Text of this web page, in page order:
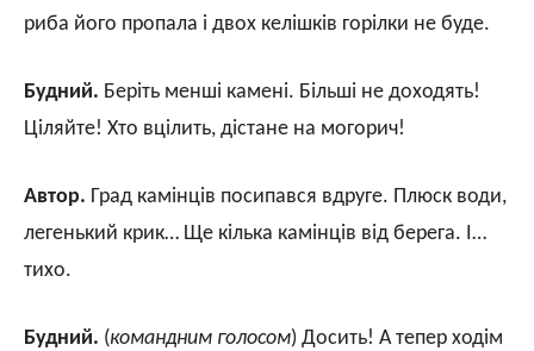
риба його пропала і двох келішків горілки не буде.
Будний. Беріть менші камені. Більші не доходять!
Ціляйте! Хто вцілить, дістане на могорич!
Автор. Град камінців посипався вдруге. Плюск води,
легенький крик… Ще кілька камінців від берега. І…
тихо.
Будний. (командним голосом) Досить! А тепер ходім